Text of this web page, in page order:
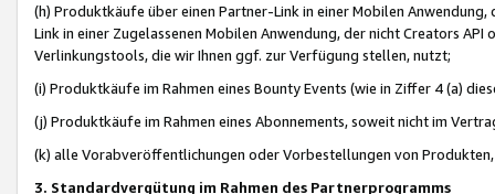
(h) Produktkäufe über einen Partner-Link in einer Mobilen
Link in einer Zugelassenen Mobilen Anwendung, der nicht Creators
Verlinkungstools, die wir Ihnen ggf. zur Verfügung stellen, nutzt;
(i) Produktkäufe im Rahmen eines Bounty Events (wie in Ziffer 4 (a)
(j) Produktkäufe im Rahmen eines Abonnements, soweit nicht im
(k) alle Vorabveröffentlichungen oder Vorbestellungen von
3. Standardvergütung im Rahmen des Partnerprogramms